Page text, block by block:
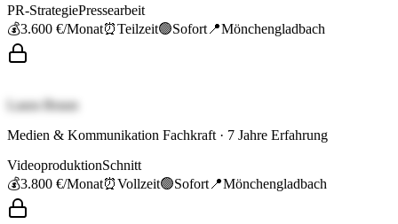
PR-StrategiePressearbeit
💰3.600 €/Monat⏰Teilzeit🟢Sofort 📍Mönchengladbach
Laura Braun
Medien & Kommunikation Fachkraft · 7 Jahre Erfahrung
VideoproduktionSchnitt
💰3.800 €/Monat⏰Vollzeit🟢Sofort 📍Mönchengladbach